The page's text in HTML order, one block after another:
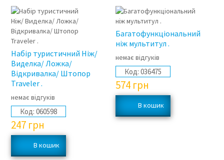
Набір туристичний Ніж/
Виделка/ Ложка/
Відкривалка/ Штопор
Traveler .
немає відгуків
Код: 060598
247 грн
Багатофункціональний
ніж мультитул .
немає відгуків
Код: 036475
574 грн